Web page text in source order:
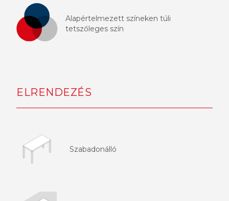
Alapértelmezett színeken túli
tetszőleges szín
ELRENDEZÉS
Szabadonálló